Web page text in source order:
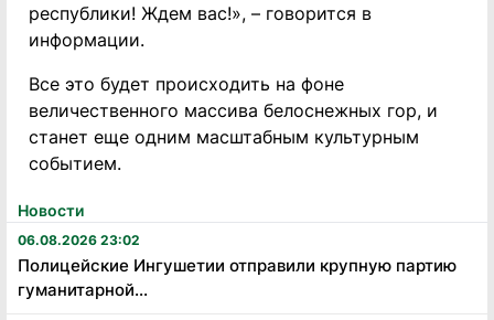
Новости
06.08.2026 23:02
Полицейские Ингушетии отправили крупную партию
гуманитарной...
республики! Ждем вас!», – говорится в
информации.
Все это будет происходить на фоне
величественного массива белоснежных гор, и
станет еще одним масштабным культурным
событием.